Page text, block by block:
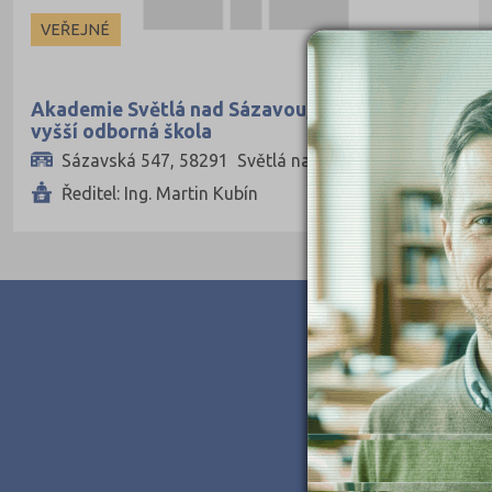
Ekonomické
Informatické
Dopravní
Obchod, podnikání, služby
VEŘEJNÉ
Akademie Světlá nad Sázavou, střední škola a
vyšší odborná škola
Sázavská 547, 58291 Světlá nad Sázavou
Ředitel: Ing. Martin Kubín